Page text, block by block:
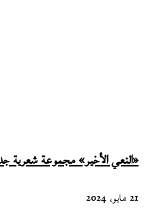
«النعي الأخير» مجموعة شعرية
21 مايو، 2024